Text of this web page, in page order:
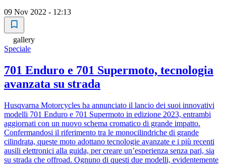
09 Nov 2022 - 12:13
gallery
Speciale
701 Enduro e 701 Supermoto, tecnologia
avanzata su strada
Husqvarna Motorcycles ha annunciato il lancio dei suoi innovativi
modelli 701 Enduro e 701 Supermoto in edizione 2023, entrambi
aggiornati con un nuovo schema cromatico di grande impatto.
Confermandosi il riferimento tra le monocilindriche di grande
cilindrata, queste moto adottano tecnologie avanzate e i più recenti
ausili elettronici alla guida, per creare un’esperienza senza pari, sia
su strada che offroad. Ognuno di questi due modelli, evidentemente